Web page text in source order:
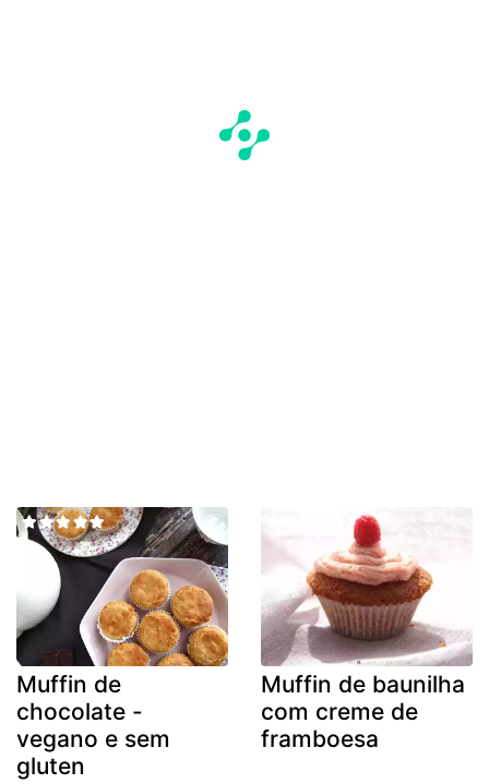
Muffin de
chocolate -
vegano e sem
gluten
Muffin de baunilha
com creme de
framboesa